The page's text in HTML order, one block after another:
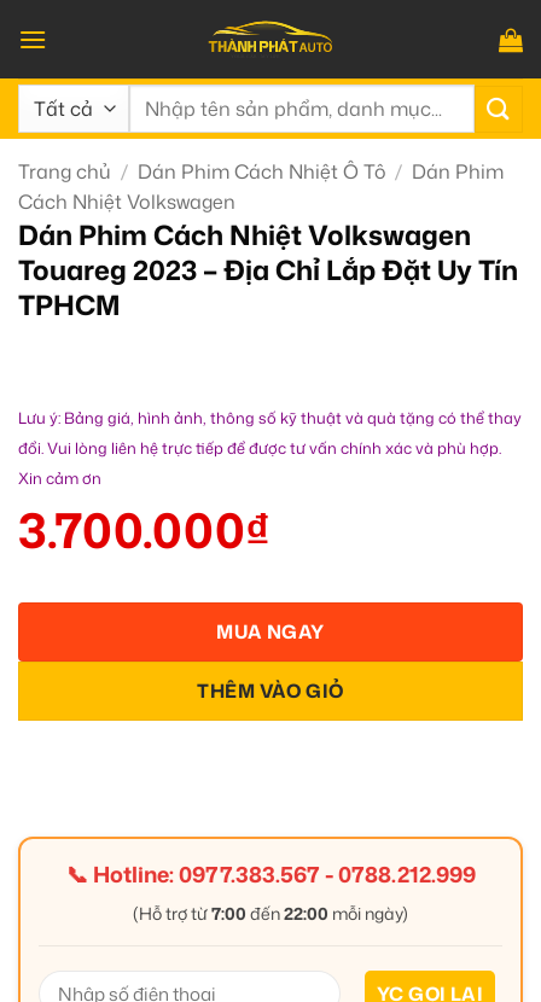
qua
nội
dung
Tìm
Trang chủ / Dán Phim Cách Nhiệt Ô Tô / Dán Phim
Cách Nhiệt Volkswagen
Dán Phim Cách Nhiệt Volkswagen
Touareg 2023 – Địa Chỉ Lắp Đặt Uy Tín
TPHCM
Lưu ý: Bảng giá, hình ảnh, thông số kỹ thuật và quà tặng có thể thay
đổi. Vui lòng liên hệ trực tiếp để được tư vấn chính xác và phù hợp.
Xin cảm ơn
3.700.000₫
THÊM VÀO GIỎ
MUA NGAY
📞 Hotline:0977.383.567-0788.212.999
(Hỗ trợ từ7:00 đến22:00 mỗi ngày)